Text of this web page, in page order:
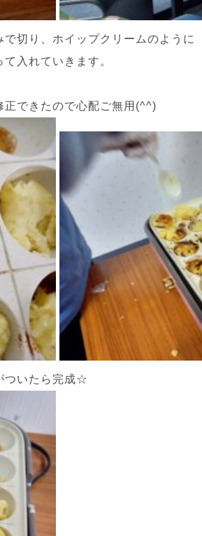
切り、ホイップクリームのように
入れていきます。
正できたので心配ご無用(^^)
ついたら完成☆